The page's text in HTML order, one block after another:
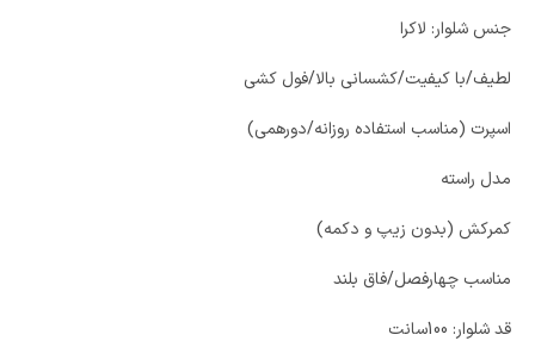
جنس شلوار: لاکرا
لطیف/با کیفیت/کشسانی بالا/فول کشی
اسپرت (مناسب استفاده روزانه/دورهمی)
مدل راسته
کمرکش (بدون زیپ و دکمه)
مناسب چهارفصل/فاق بلند
قد شلوار: 100سانت